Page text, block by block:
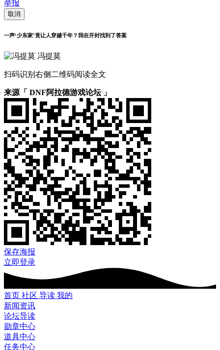
举报
取消
一声‘少东家’竟让人穿越千年？我在开封找到了答案
冯提莫
扫码识别右侧二维码阅读全文
来源「 DNF阿拉德游戏论坛 」
保存海报
立即登录
首页 社区 导读 我的
新闻资讯
论坛导读
勋章中心
道具中心
任务中心